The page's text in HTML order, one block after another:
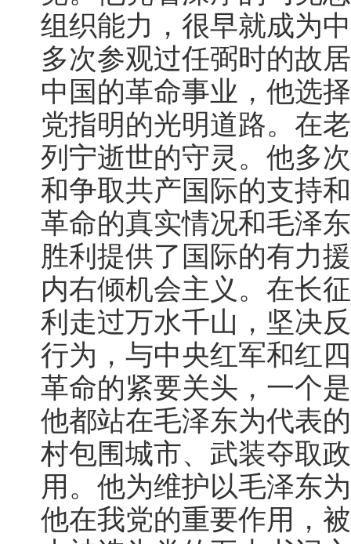
组织能力，很早就成为
多次参观过任弼时的故
中国的革命事业，他选
党指明的光明道路。在
列宁逝世的守灵。他多
和争取共产国际的支持
革命的真实情况和毛泽
胜利提供了国际的有力
内右倾机会主义。在长
利走过万水千山，坚决
行为，与中央红军和红
革命的紧要关头，一个
他都站在毛泽东为代表
村包围城市、武装夺取
用。他为维护以毛泽东
他在我党的重要作用，